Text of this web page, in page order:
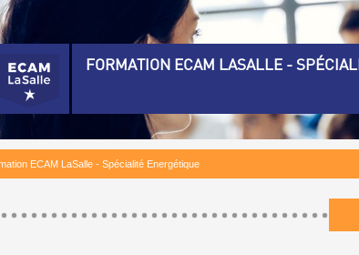
ECAM LaSalle - Spécialité Energétique)
- EEM 3)
- EEM 4)
- EEM 5)
Requis Diplomation)
FORMATION ECAM LASALLE -
ECAM LaSalle - Spécialité Energétique